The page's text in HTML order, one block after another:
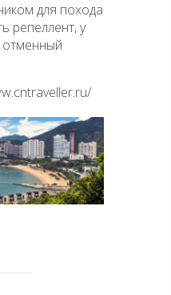
для похода
репеллент, у